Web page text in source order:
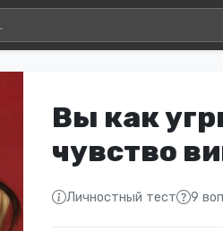
Вы как
чувство
Личностный тест 9